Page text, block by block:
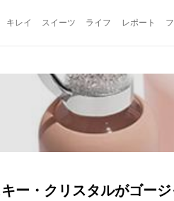
キレイ スイーツ ライフ レポート
ー・クリスタルがゴー